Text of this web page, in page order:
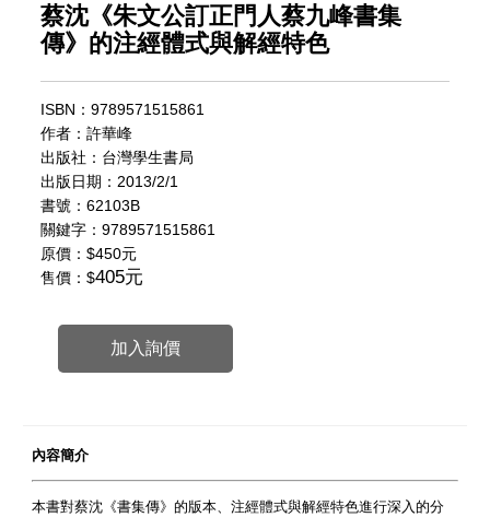
蔡沈《朱文公訂正門人蔡九峰書集
傳》的注經體式與解經特色
ISBN：9789571515861
作者：許華峰
出版社：台灣學生書局
出版日期：2013/2/1
書號：62103B
關鍵字：9789571515861
原價：$450元
售價：$405元
加入詢價
內容簡介
本書對蔡沈《書集傳》的版本、注經體式與解經特色進行深入的分